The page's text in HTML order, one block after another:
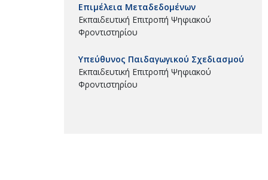
Επιμέλεια Μεταδεδομένων
Εκπαιδευτική Επιτροπή Ψηφιακού
Φροντιστηρίου
Υπεύθυνος Παιδαγωγικού Σχεδιασμού
Εκπαιδευτική Επιτροπή Ψηφιακού
Φροντιστηρίου